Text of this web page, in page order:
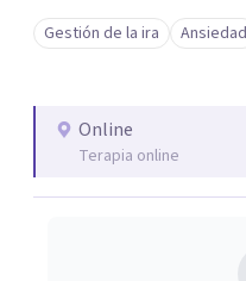
de nuestro mundo
experiencias influyen en
acompañamiento en
comprensión, la
cada persona. Integro
la psicología con un
internos, fortalecer sus
Gestión de la ira Ansiedad
Online
Terapia online